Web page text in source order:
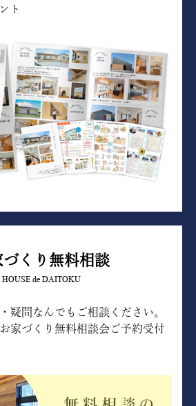
ト
づくり無料相談
HOUSE de DAITOKU
疑問なんでもご相談ください。
家づくり無料相談会ご予約受付